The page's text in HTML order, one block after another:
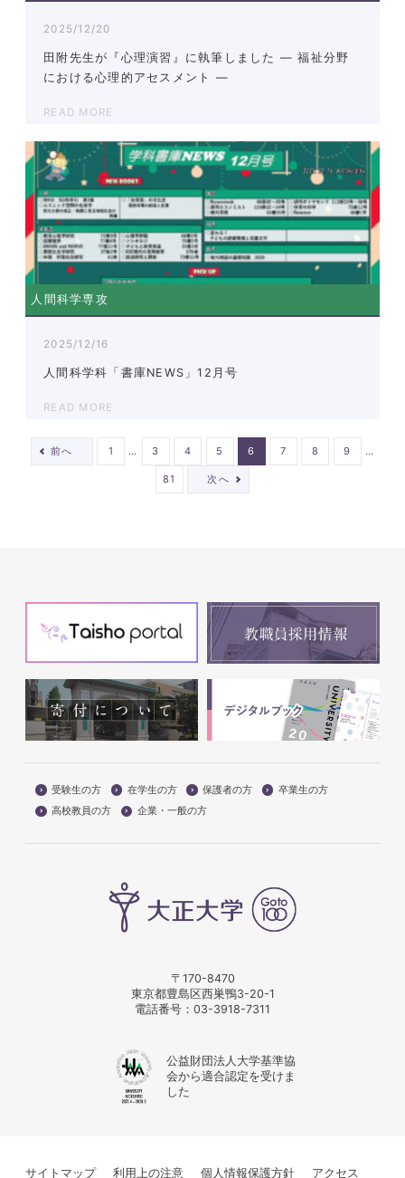
2025/12/20
田附先生が『心理演習』に執筆しました ― 福祉分野
における心理的アセスメント ―
READ MORE
人間科学専攻
2025/12/16
人間科学科「書庫NEWS」12月号
READ MORE
前へ 1 … 3 4 5 6 7 8 9 …
81 次へ
受験生の方 在学生の方 保護者の方
卒業生の方
高校教員の方
企業・一般の方
〒170-8470
東京都豊島区西巣鴨3-20-1
電話番号： 03-3918-7311
公益財団法人大学基準協
会から適合認定を受けま
した
サイトマップ 利用上の注意 個人情報保護方針 アクセス